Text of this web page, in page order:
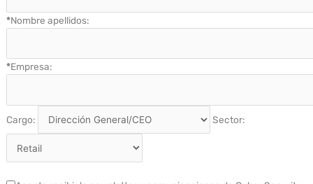
*Nombre apellidos:
*Empresa:
Cargo: Sector: